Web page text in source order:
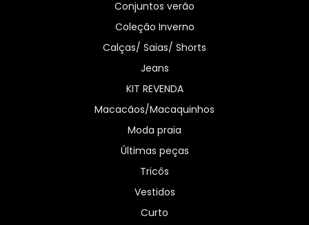
Conjuntos verão
Coleção Inverno
Calças/ Saias/ Shorts
Jeans
KIT REVENDA
Macacãos/Macaquinhos
Moda praia
Últimas peças
Tricôs
Vestidos
Curto